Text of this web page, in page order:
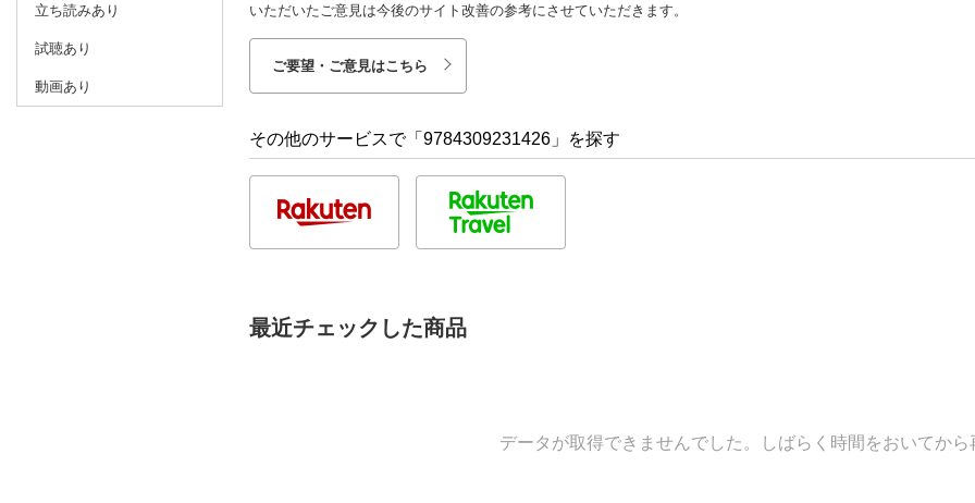
立ち読みあり
試聴あり
動画あり
いただいたご意見は今後のサイト改善の参考にさせていただきます。
ご要望・ご意見はこちら
その他のサービスで「9784309231426」を探す
最近チェックした商品
データが取得できませんでした。しばらく時間をおいてから